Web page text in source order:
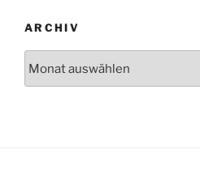
ARCHIV